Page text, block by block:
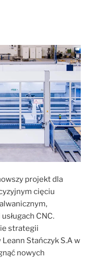
projekt dla
cięciu
CNC.
strategii
Stańczyk S.A w
nowych